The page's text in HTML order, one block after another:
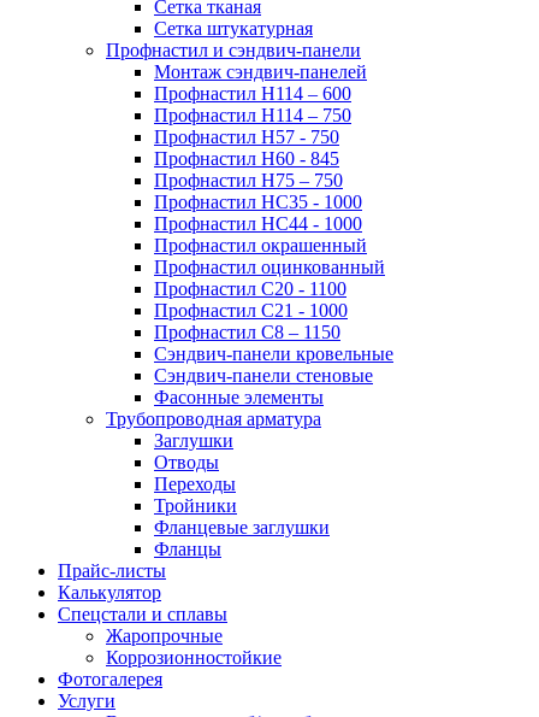
Сетка тканая
Сетка штукатурная
Профнастил и сэндвич-панели
Монтаж сэндвич-панелей
Профнастил Н114 – 600
Профнастил Н114 – 750
Профнастил Н57 - 750
Профнастил Н60 - 845
Профнастил Н75 – 750
Профнастил НС35 - 1000
Профнастил НС44 - 1000
Профнастил окрашенный
Профнастил оцинкованный
Профнастил С20 - 1100
Профнастил С21 - 1000
Профнастил С8 – 1150
Сэндвич-панели кровельные
Сэндвич-панели стеновые
Фасонные элементы
Трубопроводная арматура
Заглушки
Отводы
Переходы
Тройники
Фланцевые заглушки
Фланцы
Прайс-листы
Калькулятор
Спецстали и сплавы
Жаропрочные
Коррозионностойкие
Фотогалерея
Услуги